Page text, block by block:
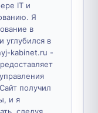
IT и
Я
в
углубился в
kabinet.ru -
получил
и я